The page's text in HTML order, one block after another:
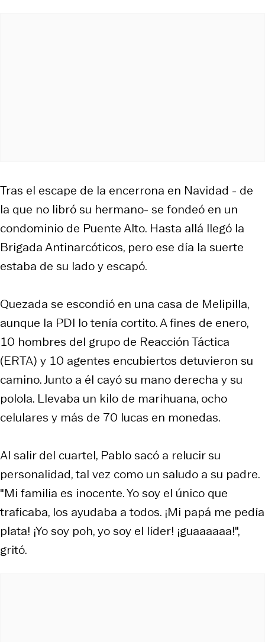
Tras el escape de la encerrona en Navidad - de
la que no libró su hermano- se fondeó en un
condominio de Puente Alto. Hasta allá llegó la
Brigada Antinarcóticos, pero ese día la suerte
estaba de su lado y escapó.
Quezada se escondió en una casa de Melipilla,
aunque la PDI lo tenía cortito. A fines de enero,
10 hombres del grupo de Reacción Táctica
(ERTA) y 10 agentes encubiertos detuvieron su
camino. Junto a él cayó su mano derecha y su
polola. Llevaba un kilo de marihuana, ocho
celulares y más de 70 lucas en monedas.
Al salir del cuartel, Pablo sacó a relucir su
personalidad, tal vez como un saludo a su padre.
"Mi familia es inocente. Yo soy el único que
traficaba, los ayudaba a todos. ¡Mi papá me pedía
plata! ¡Yo soy poh, yo soy el líder! ¡guaaaaaa!",
gritó.